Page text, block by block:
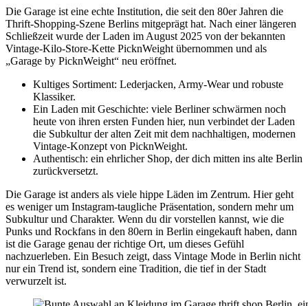
Die Garage ist eine echte Institution, die seit den 80er Jahren die
Thrift-Shopping-Szene Berlins mitgeprägt hat. Nach einer längeren
Schließzeit wurde der Laden im August 2025 von der bekannten
Vintage-Kilo-Store-Kette PicknWeight übernommen und als
„Garage by PicknWeight“ neu eröffnet.
Kultiges Sortiment: Lederjacken, Army-Wear und robuste
Klassiker.
Ein Laden mit Geschichte: viele Berliner schwärmen noch
heute von ihren ersten Funden hier, nun verbindet der Laden
die Subkultur der alten Zeit mit dem nachhaltigen, modernen
Vintage-Konzept von PicknWeight.
Authentisch: ein ehrlicher Shop, der dich mitten ins alte Berlin
zurückversetzt.
Die Garage ist anders als viele hippe Läden im Zentrum. Hier geht
es weniger um Instagram-taugliche Präsentation, sondern mehr um
Subkultur und Charakter. Wenn du dir vorstellen kannst, wie die
Punks und Rockfans in den 80ern in Berlin eingekauft haben, dann
ist die Garage genau der richtige Ort, um dieses Gefühl
nachzuerleben. Ein Besuch zeigt, dass Vintage Mode in Berlin nicht
nur ein Trend ist, sondern eine Tradition, die tief in der Stadt
verwurzelt ist.